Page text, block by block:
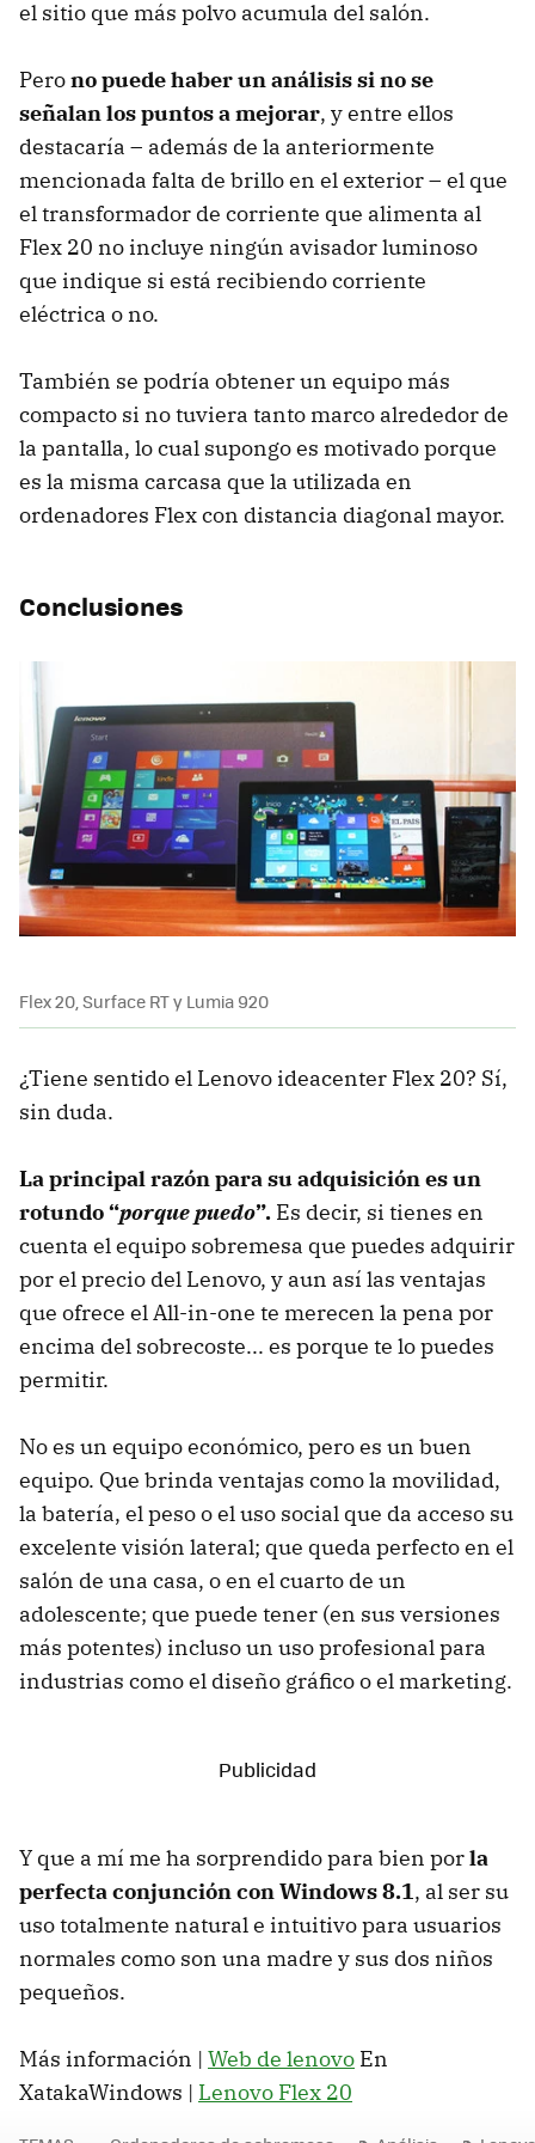
el sitio que más polvo acumula del salón.
Perono puede haber un análisis si no se
señalan los puntos a mejorar, y entre ellos
destacaría – además de la anteriormente
mencionada falta de brillo en el exterior – el que
el transformador de corriente que alimenta al
Flex 20 no incluye ningún avisador luminoso
que indique si está recibiendo corriente
eléctrica o no.
También se podría obtener un equipo más
compacto si no tuviera tanto marco alrededor de
la pantalla, lo cual supongo es motivado porque
es la misma carcasa que la utilizada en
ordenadores Flex con distancia diagonal mayor.
Conclusiones
Flex 20, Surface RT y Lumia 920
¿Tiene sentido el Lenovo ideacenter Flex 20? Sí,
sin duda.
La principal razón para su adquisición es un
rotundo “porque puedo”. Es decir, si tienes en
cuenta el equipo sobremesa que puedes adquirir
por el precio del Lenovo, y aun así las ventajas
que ofrece el All-in-one te merecen la pena por
encima del sobrecoste... es porque te lo puedes
permitir.
No es un equipo económico, pero es un buen
equipo. Que brinda ventajas como la movilidad,
la batería, el peso o el uso social que da acceso su
excelente visión lateral; que queda perfecto en el
salón de una casa, o en el cuarto de un
adolescente; que puede tener (en sus versiones
más potentes) incluso un uso profesional para
industrias como el diseño gráfico o el marketing.
Y que a mí me ha sorprendido para bien porla
perfecta conjunción con Windows 8.1, al ser su
uso totalmente natural e intuitivo para usuarios
normales como son una madre y sus dos niños
pequeños.
Más información | Web de lenovo En
XatakaWindows | Lenovo Flex 20